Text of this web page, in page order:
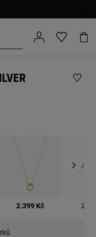
2.399 Kč